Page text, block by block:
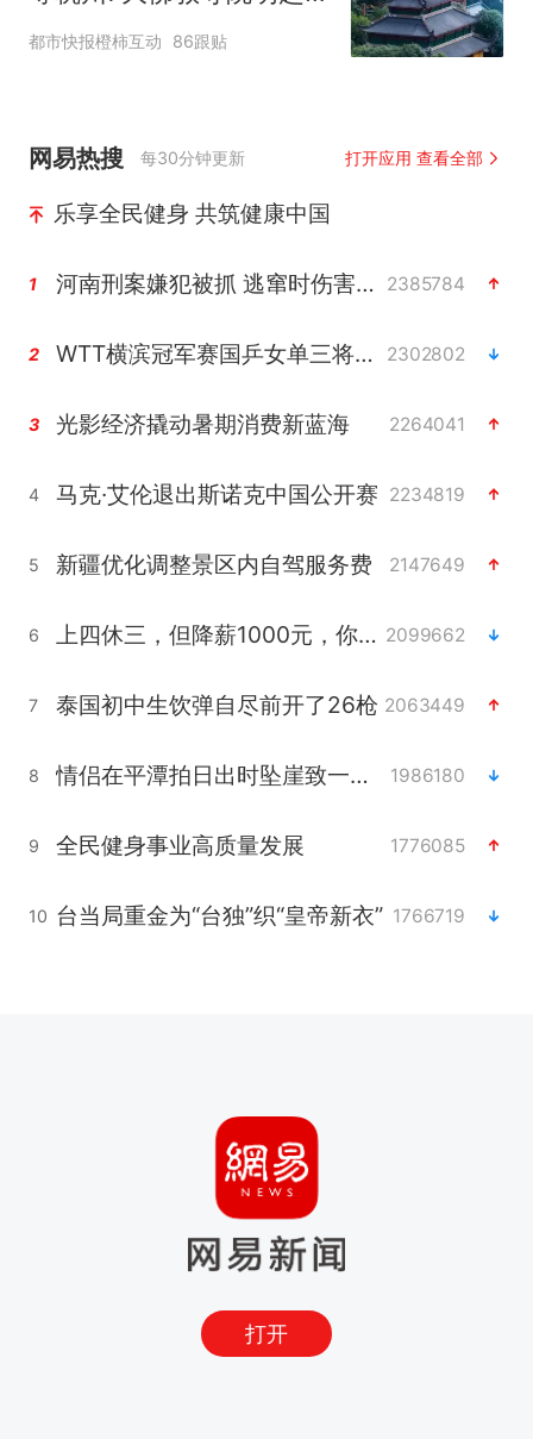
临时关闭，别跑空了
都市快报橙柿互动 86跟贴
网易热搜 每30分钟更新 打开应用 查看全部
乐享全民健身 共筑健康中国
1 河南刑案嫌犯被抓 逃窜时伤害多人 2385784
2 WTT横滨冠军赛国乒女单三将晋级四强 2302802
3 光影经济撬动暑期消费新蓝海 2264041
4 马克·艾伦退出斯诺克中国公开赛 2234819
5 新疆优化调整景区内自驾服务费 2147649
6 上四休三，但降薪1000元，你接受吗？ 2099662
7 泰国初中生饮弹自尽前开了26枪 2063449
8 情侣在平潭拍日出时坠崖致一死一伤 1986180
9 全民健身事业高质量发展 1776085
10 台当局重金为“台独”织“皇帝新衣” 1766719
打开